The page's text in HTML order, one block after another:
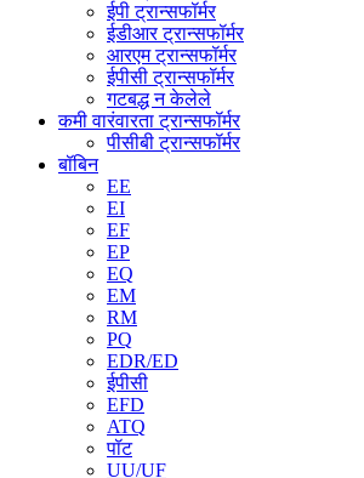
ईपी ट्रान्सफॉर्मर
ईडीआर ट्रान्सफॉर्मर
आरएम ट्रान्सफॉर्मर
ईपीसी ट्रान्सफॉर्मर
गटबद्ध न केलेले
कमी वारंवारता ट्रान्सफॉर्मर
पीसीबी ट्रान्सफॉर्मर
बॉबिन
EE
EI
EF
EP
EQ
EM
RM
PQ
EDR/ED
ईपीसी
EFD
ATQ
पॉट
UU/UF